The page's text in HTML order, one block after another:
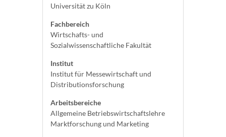
Universität zu Köln
Fachbereich
Wirtschafts- und
Sozialwissenschaftliche Fakultät
Institut
Institut für Messewirtschaft und
Distributionsforschung
Arbeitsbereiche
Allgemeine Betriebswirtschaftslehre
Marktforschung und Marketing